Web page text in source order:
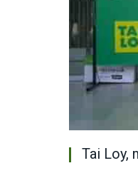
Tai Loy,